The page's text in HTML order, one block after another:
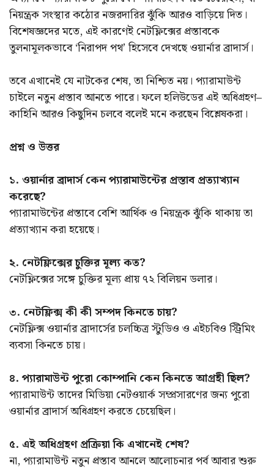
নিয়ন্ত্রক সংস্থার কঠোর নজরদারির ঝুঁকি আরও বাড়িয়ে দিত।
বিশেষজ্ঞদের মতে, এই কারণেই নেটফ্লিক্সের প্রস্তাবকে
তুলনামূলকভাবে ‘নিরাপদ পথ’ হিসেবে দেখছে ওয়ার্নার ব্রাদার্স।
তবে এখানেই যে নাটকের শেষ, তা নিশ্চিত নয়। প্যারামাউন্ট
চাইলে নতুন প্রস্তাব আনতে পারে। ফলে হলিউডের এই অধিগ্রহণ–
কাহিনি আরও কিছুদিন চলবে বলেই মনে করছেন বিশ্লেষকরা।
প্রশ্ন ও উত্তর
১. ওয়ার্নার ব্রাদার্স কেন প্যারামাউন্টের প্রস্তাব প্রত্যাখ্যান
করেছে?
প্যারামাউন্টের প্রস্তাবে বেশি আর্থিক ও নিয়ন্ত্রক ঝুঁকি থাকায় তা
প্রত্যাখ্যান করা হয়েছে।
২. নেটফ্লিক্সের চুক্তির মূল্য কত?
নেটফ্লিক্সের সঙ্গে চুক্তির মূল্য প্রায় ৭২ বিলিয়ন ডলার।
৩. নেটফ্লিক্স কী কী সম্পদ কিনতে চায়?
নেটফ্লিক্স ওয়ার্নার ব্রাদার্সের চলচ্চিত্র স্টুডিও ও এইচবিও স্ট্রিমিং
ব্যবসা কিনতে চায়।
৪. প্যারামাউন্ট পুরো কোম্পানি কেন কিনতে আগ্রহী ছিল?
প্যারামাউন্ট তাদের মিডিয়া নেটওয়ার্ক সম্প্রসারণের জন্য পুরো
ওয়ার্নার ব্রাদার্স অধিগ্রহণ করতে চেয়েছিল।
৫. এই অধিগ্রহণ প্রক্রিয়া কি এখানেই শেষ?
না, প্যারামাউন্ট নতুন প্রস্তাব আনলে আলোচনার পর্ব আবার শুরু